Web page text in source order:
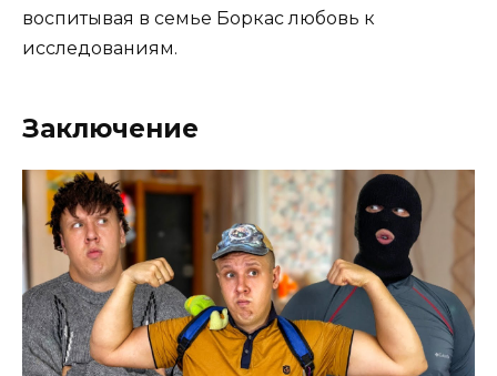
воспитывая в семье Боркас любовь к
исследованиям.
Заключение